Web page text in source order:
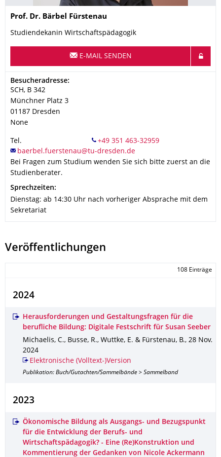
Name
Prof. Dr. Bärbel Fürstenau
Studiendekanin Wirtschaftspädagogik
E-MAIL SENDEN
Adresse
Besucheradresse:
SCH, B 342
Münchner Platz 3
01187 Dresden
None
Tel.
Bei Fragen zum Studium wenden Sie sich bitte zuerst an die
Studienberater.
Sprechzeiten:
Dienstag: ab 14:30 Uhr nach vorheriger Absprache mit dem
Sekretariat
Veröffentlichungen
108 Einträge
2024
Herausforderungen und Gestaltungsfragen für die
berufliche Bildung: Digitale Festschrift für Susan Seeber
Michaelis, C., Busse, R., Wuttke, E. & Fürstenau, B., 28 Nov.
2024
Elektronische (Volltext-)Version
Publikation: Buch/Gutachten/Sammelbände > Sammelband
2023
Ökonomische Bildung als Ausgangs- und Bezugspunkt
für die Entwicklung der Berufs- und
Wirtschaftspädagogik? - Eine (Re)Konstruktion und
Kommentierung der Gedanken von Nicole Ackermann